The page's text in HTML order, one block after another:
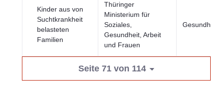
Kinder aus von
Suchtkrankheit
belasteten
Familien
Thüringer
Ministerium für
Soziales,
Gesundheit, Arbeit
und Frauen
Gesundheit
Seite 71 von 114